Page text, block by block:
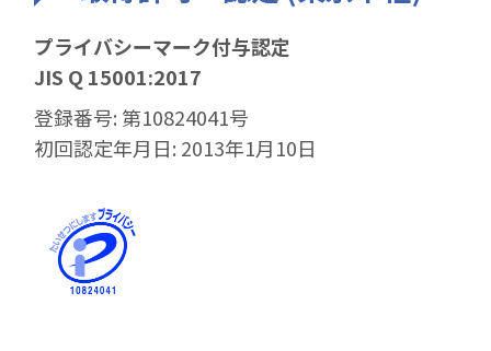
プライバシーマーク付与認定
JIS Q 15001:2017
登録番号: 第10824041号
初回認定年月日: 2013年1月10日